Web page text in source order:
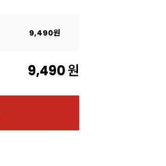
9,490원
9,490원